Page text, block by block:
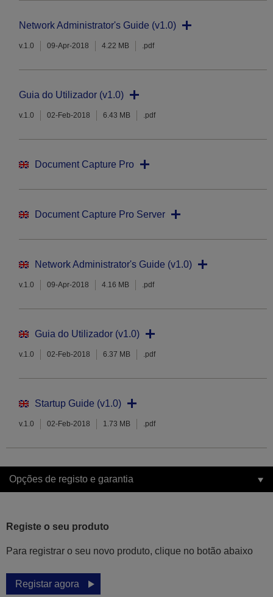
Network Administrator's Guide (v1.0)
v.1.0 09-Apr-2018 4.22 MB .pdf
Guia do Utilizador (v1.0)
v.1.0 02-Feb-2018 6.43 MB .pdf
Document Capture Pro
Document Capture Pro Server
Network Administrator's Guide (v1.0)
v.1.0 09-Apr-2018 4.16 MB .pdf
Guia do Utilizador (v1.0)
v.1.0 02-Feb-2018 6.37 MB .pdf
Startup Guide (v1.0)
v.1.0 02-Feb-2018 1.73 MB .pdf
Opções de registo e garantia
Registe o seu produto
Para registrar o seu novo produto, clique no botão abaixo
Registar agora